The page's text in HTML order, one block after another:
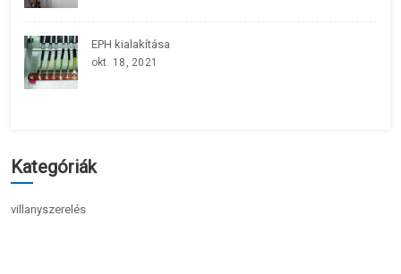
EPH kialakítása
okt. 18, 2021
Kategóriák
villanyszerelés